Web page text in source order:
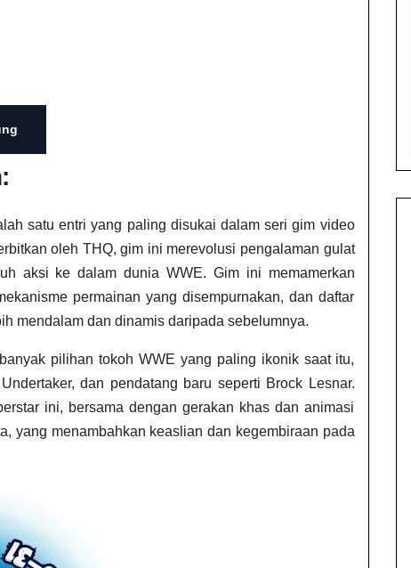
satu entri yang paling disukai dalam seri gim video
oleh THQ, gim ini merevolusi pengalaman gulat
aksi ke dalam dunia WWE. Gim ini memamerkan
permainan yang disempurnakan, dan daftar
mendalam dan dinamis daripada sebelumnya.
pilihan tokoh WWE yang paling ikonik saat itu,
dan pendatang baru seperti Brock Lesnar.
ini, bersama dengan gerakan khas dan animasi
yang menambahkan keaslian dan kegembiraan pada